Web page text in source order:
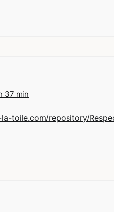
37 min
toile.com/repository/